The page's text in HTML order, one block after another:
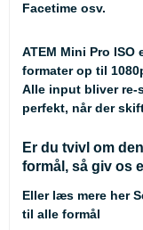
Facetime osv.
ATEM Mini Pro
formater op til
Alle input bliver
perfekt, når der
Er du tvivl om
formål, så giv os
Eller læs mere her
til alle formål